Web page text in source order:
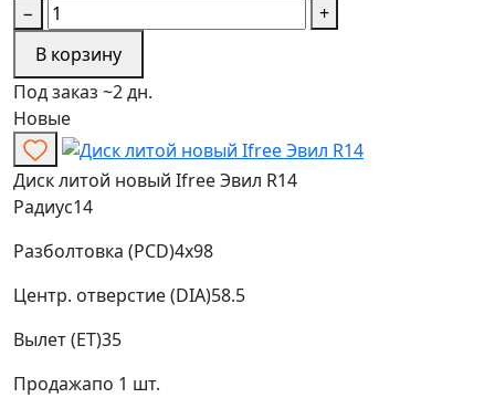
−
+
В корзину
Под заказ ~2 дн.
Новые
Диск литой новый Ifree Эвил R14
Радиус14
Разболтовка (PCD)4x98
Центр. отверстие (DIA)58.5
Вылет (ET)35
Продажапо 1 шт.